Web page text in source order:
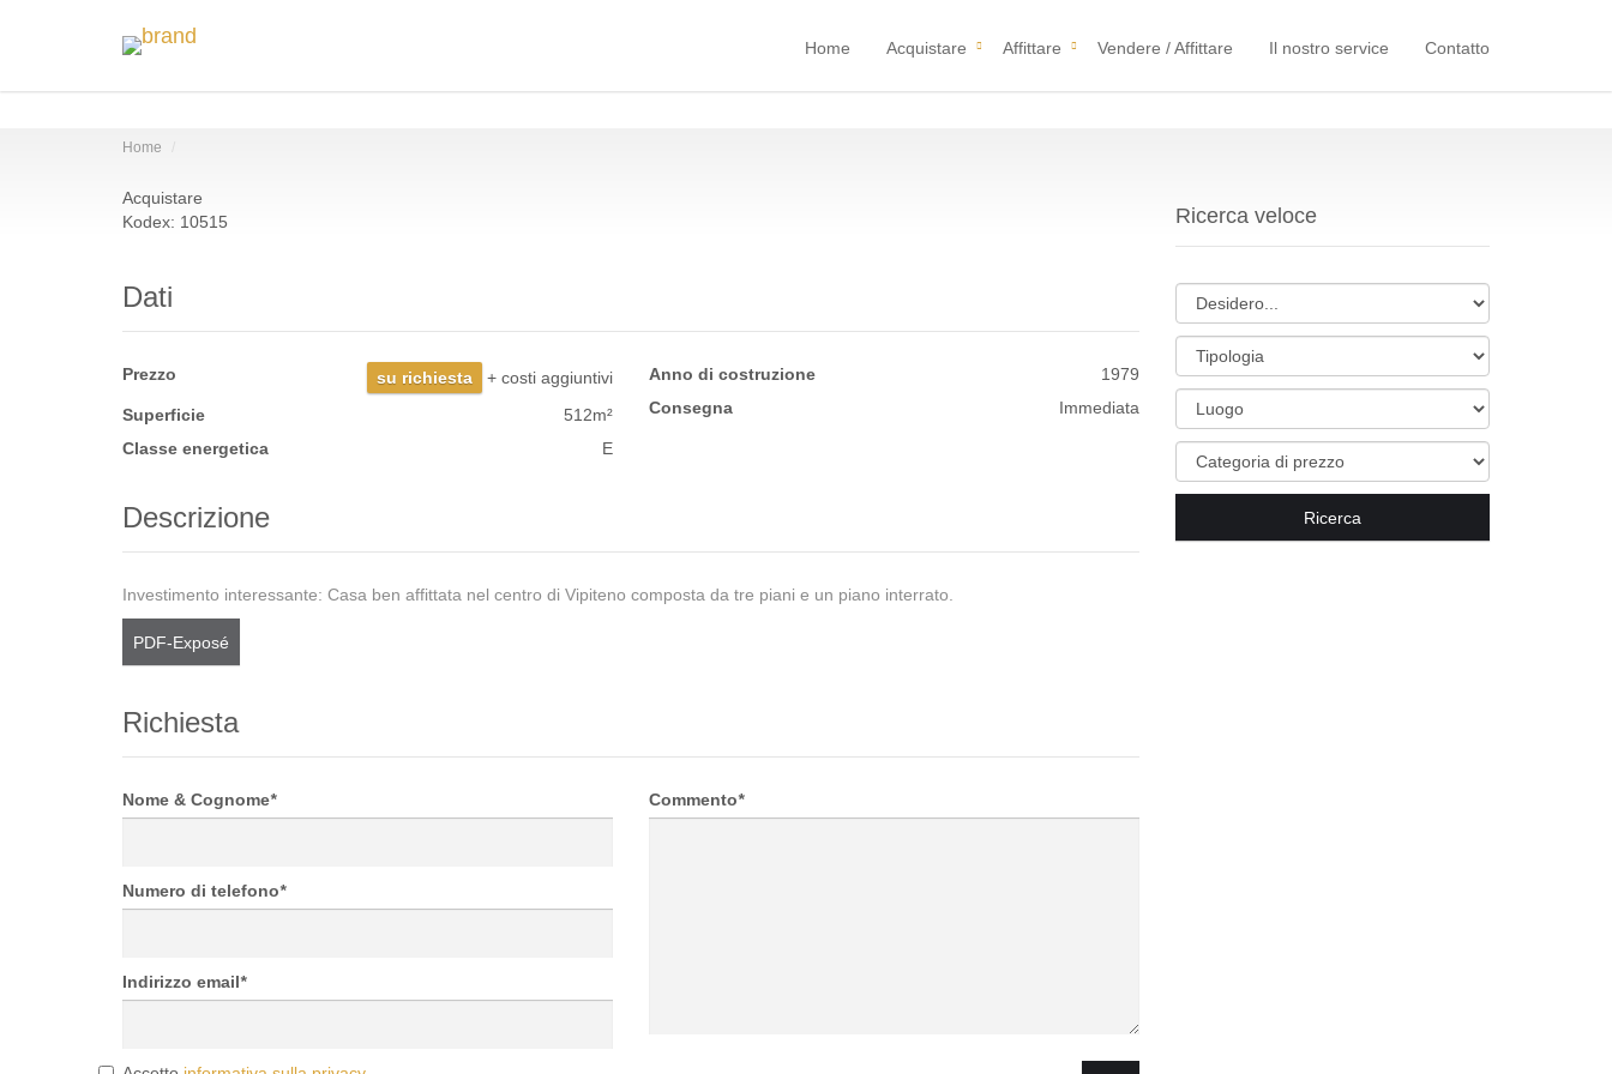
Home Acquistare Affittare Vendere / Affittare Il nostro service Contatto
Home
Acquistare
Kodex: 10515
Dati
Prezzo su richiesta
+ costi aggiuntivi
Superficie
512m²
Classe energetica
E
Anno di costruzione
1979
Consegna
Immediata
Descrizione
Investimento interessante: Casa ben affittata nel centro di Vipiteno composta da tre piani e un piano interrato.
PDF-Exposé
Richiesta
Nome & Cognome*
Numero di telefono*
Indirizzo email*
Commento*
Ricerca veloce
Ricerca